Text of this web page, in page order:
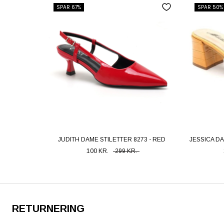
SPAR 67%
JUDITH DAME STILETTER 8273 - RED
100 KR.
299 KR.
SPAR 50%
JESSICA
RETURNERING